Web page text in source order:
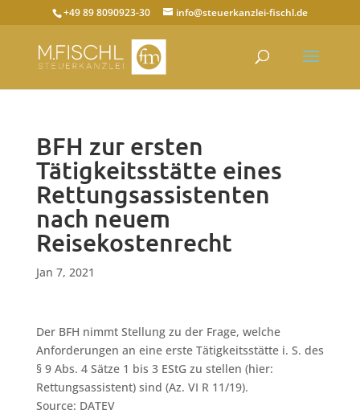
+49 89 8090923-30 info@steuerkanzlei-fischl.de
BFH zur ersten
Tätigkeitsstätte eines
Rettungsassistenten
nach neuem
Reisekostenrecht
Jan 7, 2021
Der BFH nimmt Stellung zu der Frage, welche
Anforderungen an eine erste Tätigkeitsstätte i. S. des
§ 9 Abs. 4 Sätze 1 bis 3 EStG zu stellen (hier:
Rettungsassistent) sind (Az. VI R 11/19).
Source: DATEV